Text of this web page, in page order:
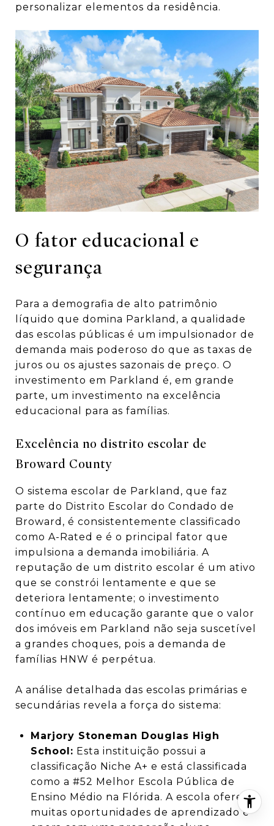
personalizar elementos da residência.
O fator educacional e
segurança
Para a demografia de alto patrimônio
líquido que domina Parkland, a qualidade
das escolas públicas é um impulsionador de
demanda mais poderoso do que as taxas de
juros ou os ajustes sazonais de preço. O
investimento em Parkland é, em grande
parte, um investimento na excelência
educacional para as famílias.
Excelência no distrito escolar de
Broward County
O sistema escolar de Parkland, que faz
parte do Distrito Escolar do Condado de
Broward, é consistentemente classificado
como A-Rated e é o principal fator que
impulsiona a demanda imobiliária. A
reputação de um distrito escolar é um ativo
que se constrói lentamente e que se
deteriora lentamente; o investimento
contínuo em educação garante que o valor
dos imóveis em Parkland não seja suscetível
a grandes choques, pois a demanda de
famílias HNW é perpétua.
A análise detalhada das escolas primárias e
secundárias revela a força do sistema:
Marjory Stoneman Douglas High
School: Esta instituição possui a
classificação Niche A+ e está classificada
como a #52 Melhor Escola Pública de
Ensino Médio na Flórida. A escola oferece
muitas oportunidades de aprendizado e